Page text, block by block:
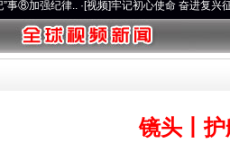
..·[视频]牢记初心使命 奋进复兴征程丨“转折之
镜头丨